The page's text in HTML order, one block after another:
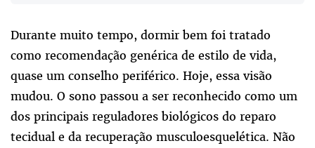
Durante muito tempo, dormir bem foi tratado
como recomendação genérica de estilo de vida,
quase um conselho periférico. Hoje, essa visão
mudou. O sono passou a ser reconhecido como um
dos principais reguladores biológicos do reparo
tecidual e da recuperação musculoesquelética. Não